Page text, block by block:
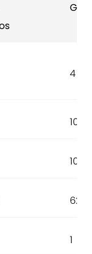
Gols
4
10
10
62
1